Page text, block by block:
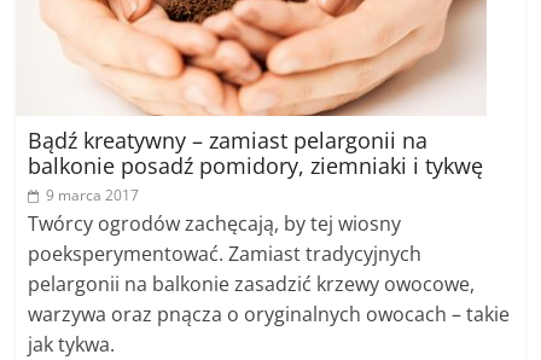
Bądź kreatywny – zamiast pelargonii na
balkonie posadź pomidory, ziemniaki i tykwę
9 marca 2017
Twórcy ogrodów zachęcają, by tej wiosny
poeksperymentować. Zamiast tradycyjnych
pelargonii na balkonie zasadzić krzewy owocowe,
warzywa oraz pnącza o oryginalnych owocach – takie
jak tykwa.